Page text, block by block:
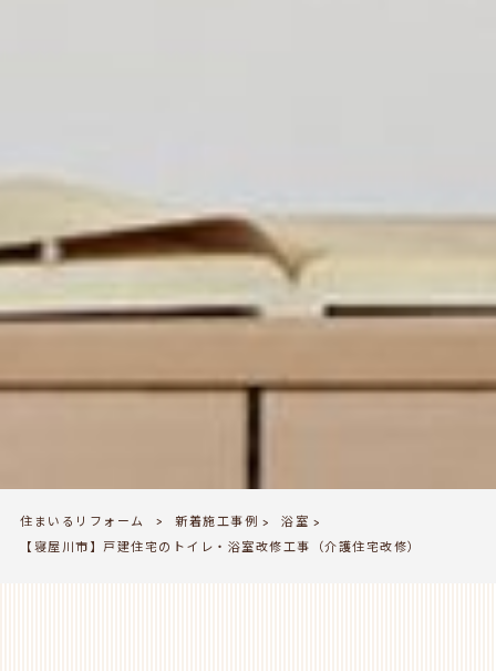
住まいるリフォーム > 新着施工事例 > 浴室 >
【寝屋川市】戸建住宅のトイレ・浴室改修工事（介護住宅改修）